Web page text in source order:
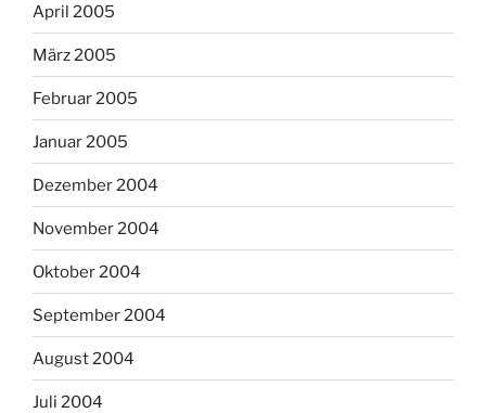
April 2005
März 2005
Februar 2005
Januar 2005
Dezember 2004
November 2004
Oktober 2004
September 2004
August 2004
Juli 2004